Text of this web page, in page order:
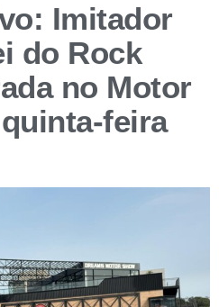
Imitador
do Rock
no Motor
feira